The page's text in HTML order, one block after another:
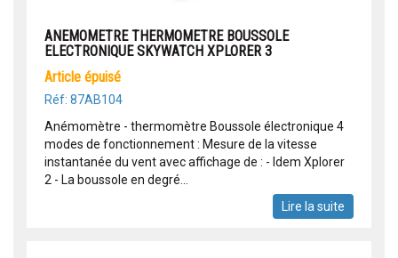
ANEMOMETRE THERMOMETRE BOUSSOLE
ELECTRONIQUE SKYWATCH XPLORER 3
article épuisé
Réf: 87AB104
Anémomètre - thermomètre Boussole électronique 4
modes de fonctionnement : Mesure de la vitesse
instantanée du vent avec affichage de : - Idem Xplorer
2 - La boussole en degré...
Lire la suite